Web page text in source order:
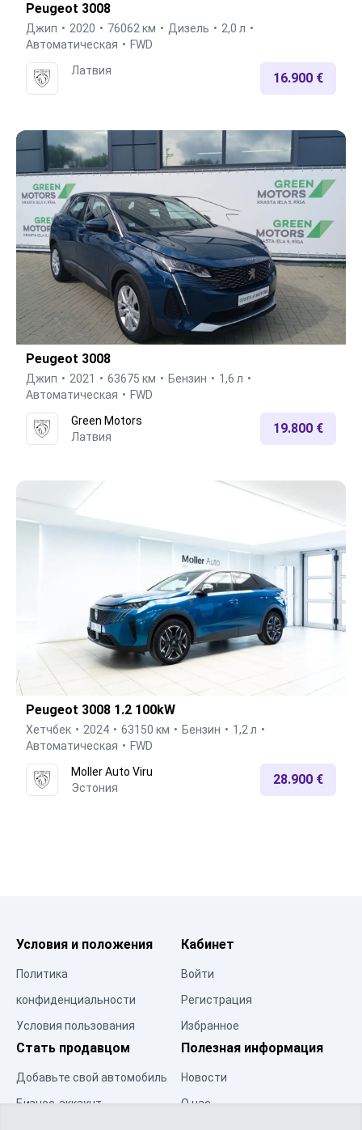
Peugeot 3008
Джип 2020 76062 км Дизель
2,0 л
Автоматическая
FWD
Латвия
16.900 €
Peugeot 3008
Джип 2021 63675 км Бензин
1,6 л
Автоматическая
FWD
Green Motors
Латвия
19.800 €
Peugeot 3008 1.2 100kW
Хетчбек 2024 63150 км Бензин
1,2 л
Автоматическая
FWD
Moller Auto Viru
Эстония
28.900 €
Условия и положения
Политика
конфиденциальности
Условия пользования
Кабинет
Войти
Регистрация
Избранное
Стать продавцом
Добавьте свой автомобиль
Бизнес-аккаунт
Полезная информация
Новости
О нас